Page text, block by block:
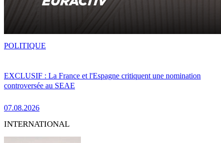
EXCLUSIF : La France et l'Espagne critiquent une nomination
controversée au SEAE
07.08.2026
POLITIQUE
INTERNATIONAL